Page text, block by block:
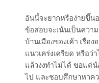
อันนี้จะยากหรือง่ายขึ้น
ข้อสอบจะเน้นเป็นควา
บ้านเมืองของเค้า เรื่อ
แนวเคร่งเครียด หรือ
แล้วงงทำไม่ได้ ขอแค่
ไป และชอบศึกษาหาค